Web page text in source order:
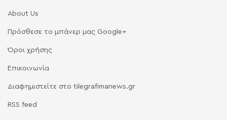
About Us
Πρόσθεσε το μπάνερ μας Google+
Όροι χρήσης
Επικοινωνία
Διαφημιστείτε στο tilegrafimanews.gr
RSS feed